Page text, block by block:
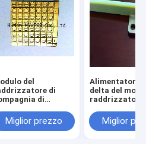
del
di
di
modulo APR48-
del raddrizzatore
Miglior prezzo
Alimentatore
delta del
raddrizzatore
metallo di
48/30D di
Miglior